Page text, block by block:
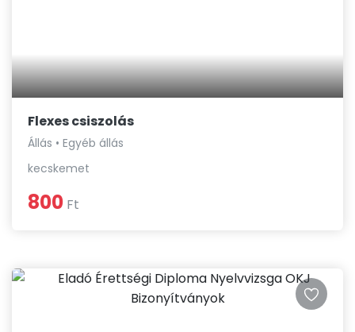
Flexes csiszolás
Állás • Egyéb állás
kecskemet
800 Ft